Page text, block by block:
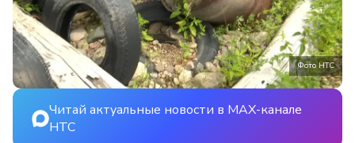
Фото НТС
Читай актуальные новости в MAX-канале
НТС